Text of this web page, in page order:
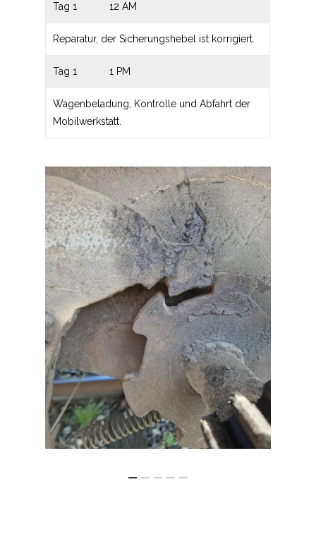
Tag 1 12 AM
Reparatur, der Sicherungshebel ist korrigiert.
Tag 1 1 PM
Wagenbeladung, Kontrolle und Abfahrt der
Mobilwerkstatt.